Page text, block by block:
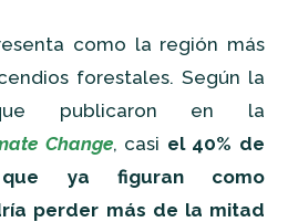
como la región más
forestales. Según la
que publicaron en la
Change, casi el 40% de
ya figuran como
perder más de la mitad